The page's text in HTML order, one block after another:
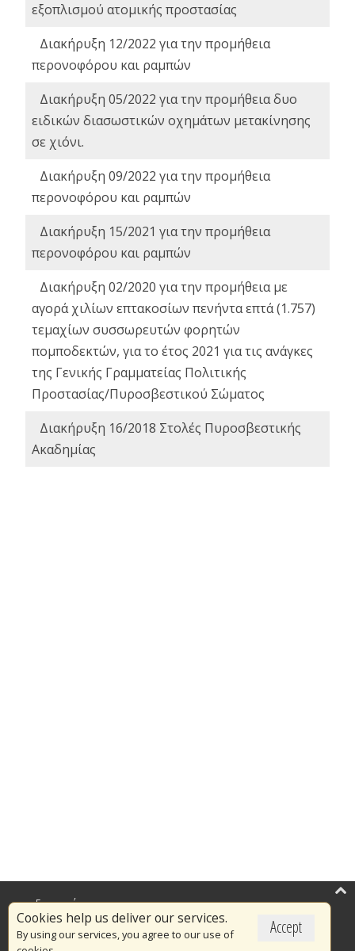
εξοπλισμού ατομικής προστασίας
Διακήρυξη 12/2022 για την προμήθεια
περονοφόρου και ραμπών
Διακήρυξη 05/2022 για την προμήθεια δυο
ειδικών διασωστικών οχημάτων μετακίνησης
σε χιόνι.
Διακήρυξη 09/2022 για την προμήθεια
περονοφόρου και ραμπών
Διακήρυξη 15/2021 για την προμήθεια
περονοφόρου και ραμπών
Διακήρυξη 02/2020 για την προμήθεια με
αγορά χιλίων επτακοσίων πενήντα επτά (1.757)
τεμαχίων συσσωρευτών φορητών
πομποδεκτών, για το έτος 2021 για τις ανάγκες
της Γενικής Γραμματείας Πολιτικής
Προστασίας/Πυροσβεστικού Σώματος
Διακήρυξη 16/2018 Στολές Πυροσβεστικής
Ακαδημίας
Accept
Cookies help us deliver our services.
By using our services, you agree to our use of
Επικαιρότητα
Το Πυροσβεστικό Σώμα